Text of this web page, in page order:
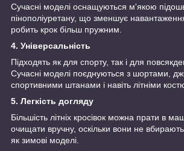
Сучасні моделі оснащуються м'якою
пінополіуретану, що зменшує
робить крок більш пружним.
4. Універсальність
Підходять як для спорту, так і для
Сучасні моделі поєднуються з шортами,
спортивними штанами і навіть літніми
5. Легкість догляду
Більшість літніх кросівок можна прати в
очищати вручну, оскільки вони не
як зимові моделі.